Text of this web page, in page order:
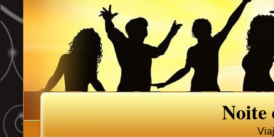
Noite